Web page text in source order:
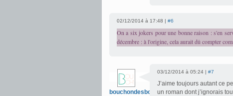
02/12/2014 à 17:48 | #6
On a six jokers pour une bonne raison : s'en
décembre : à l'origine, cela aurait dû compter
bouchondesbois
03/12/2014 à 05:24 | #7
J’aime toujours autant ce
un roman dont j’ignorais